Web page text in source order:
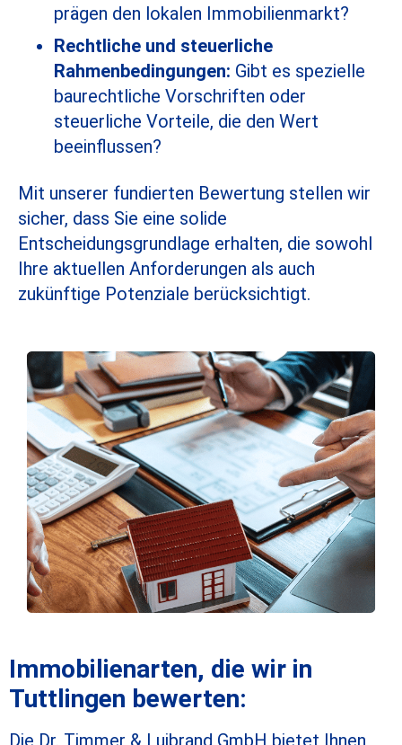
prägen den lokalen Immobilienmarkt?
Rechtliche und steuerliche
Rahmenbedingungen: Gibt es spezielle
baurechtliche Vorschriften oder
steuerliche Vorteile, die den Wert
beeinflussen?
Mit unserer fundierten Bewertung stellen wir
sicher, dass Sie eine solide
Entscheidungsgrundlage erhalten, die sowohl
Ihre aktuellen Anforderungen als auch
zukünftige Potenziale berücksichtigt.
Immobilienarten, die wir in
Tuttlingen bewerten:
Die Dr. Timmer & Luibrand GmbH bietet Ihnen